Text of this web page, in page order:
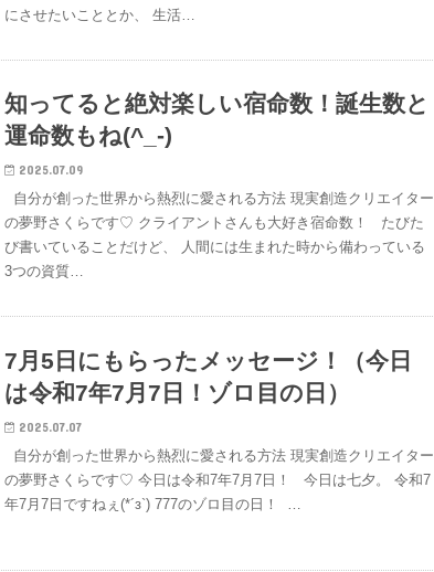
にさせたいこととか、 生活…
知ってると絶対楽しい宿命数！誕生数と
運命数もね(^_-)
2025.07.09
自分が創った世界から熱烈に愛される方法 現実創造クリエイター
の夢野さくらです♡ クライアントさんも大好き宿命数！ たびた
び書いていることだけど、 人間には生まれた時から備わっている
3つの資質…
7月5日にもらったメッセージ！（今日
は令和7年7月7日！ゾロ目の日）
2025.07.07
自分が創った世界から熱烈に愛される方法 現実創造クリエイター
の夢野さくらです♡ 今日は令和7年7月7日！ 今日は七夕。 令和7
年7月7日ですねぇ(*´з`) 777のゾロ目の日！ …